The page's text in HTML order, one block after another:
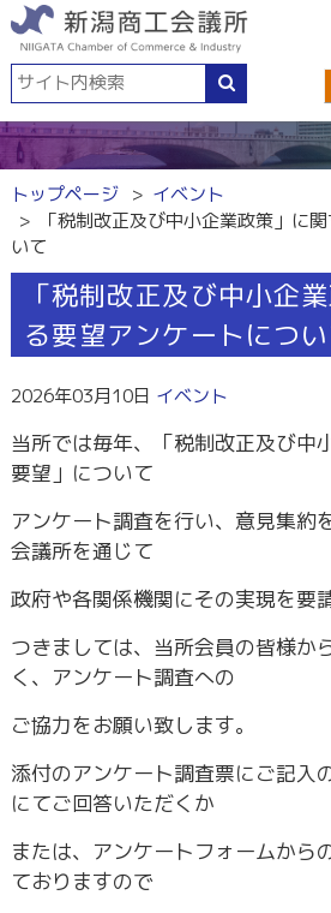
トップページ
イベント
「税制改正及び中小企業政策」に
いて
「税制改正及び中小企
る要望アンケートにつ
2026年03月10日 イベント
当所では毎年、「税制改正及び中
要望」について
アンケート調査を行い、意見集約
会議所を通じて
政府や各関係機関にその実現を要
つきましては、当所会員の皆様か
く、アンケート調査への
ご協力をお願い致します。
添付のアンケート調査票にご記入
にてご回答いただくか
または、アンケートフォームから
ておりますので